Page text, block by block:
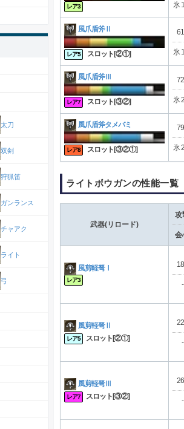
レア3 氷
風爪盾斧Ⅱ
レア5 スロット[②①] 氷
風爪盾斧Ⅲ
レア7 スロット[③②] 氷
風爪盾斧タメバミ
レア8 スロット[③②①] 氷
ライトボウガンの性能一覧
武器(リロード)
攻
会
風剪軽弩Ⅰ
レア3
-
風剪軽弩Ⅱ
レア5 スロット[②①]
-
風剪軽弩Ⅲ
レア7 スロット[③②]
-
太刀
双剣
狩猟笛
ガンランス
チャアク
ライト
弓